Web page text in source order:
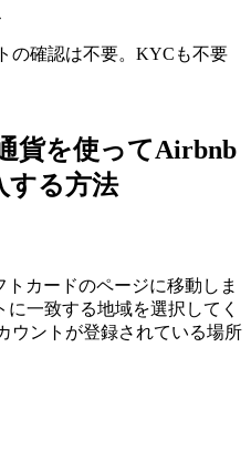
の確認は不要。KYCも不要
貨を使ってAirbnb
する方法
トカードのページに移動しま
一致する地域を選択してく
ウントが登録されている場所